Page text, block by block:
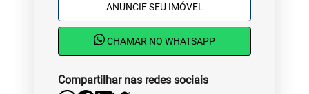
ANUNCIE SEU IMÓVEL
CHAMAR NO WHATSAPP
Compartilhar nas redes sociais